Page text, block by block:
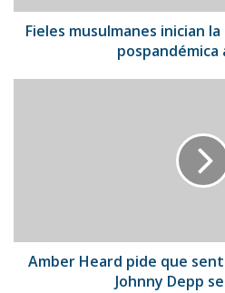
La
Meca
Fieles musulmanes inician
pospandémica
Johnny
Depp
Amber Heard pide que
Johnny Depp